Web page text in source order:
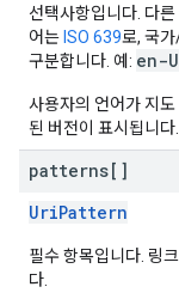
선택사항입니다. 다
어는 ISO 639로, 국
구분합니다. 예: en-
사용자의 언어가 지도
된 버전이 표시됩니다.
patterns[]
UriPattern
필수 항목입니다. 링
다.